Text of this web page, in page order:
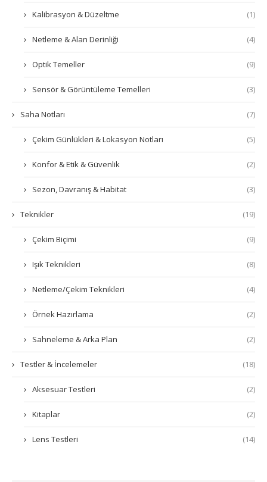
Kalibrasyon & Düzeltme (1)
Netleme & Alan Derinliği (4)
Optik Temeller (9)
Sensör & Görüntüleme Temelleri (3)
Saha Notları (7)
Çekim Günlükleri & Lokasyon Notları (5)
Konfor & Etik & Güvenlik (2)
Sezon, Davranış & Habitat (3)
Teknikler (19)
Çekim Biçimi (9)
Işık Teknikleri (8)
Netleme/Çekim Teknikleri (4)
Örnek Hazırlama (2)
Sahneleme & Arka Plan (2)
Testler & İncelemeler (18)
Aksesuar Testleri (2)
Kitaplar (2)
Lens Testleri (14)